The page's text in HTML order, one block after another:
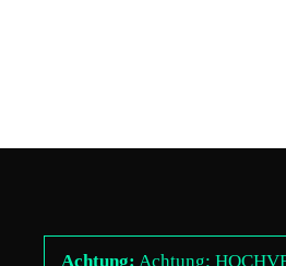
Achtung: Achtung: